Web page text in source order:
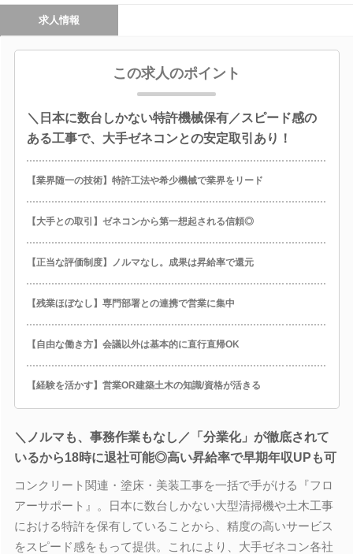
求人情報
この求人のポイント
＼日本に数台しかない特許機械保有／スピード感の
ある工事で、大手ゼネコンとの安定取引あり！
【業界随一の技術】特許工法や希少機械で業界をリード
【大手との取引】ゼネコンから第一想起される信頼◎
【正当な評価制度】ノルマなし。成果は昇給率で還元
【残業ほぼなし】専門部署との連携で営業に集中
【自由な働き方】会議以外は基本的に直行直帰OK
【経験を活かす】営業OR建築土木の知識/資格が活きる
＼ノルマも、事務作業もなし／「分業化」が徹底されて
いるから18時に退社可能◎高い昇給率で早期年収UPも可
コンクリート関連・塗床・美装工事を一括で手がける『フロ
アーサポート』。日本に数台しかない大型清掃機や土木工事
における特許を保有していることから、精度の高いサービス
をスピード感をもって提供。これにより、大手ゼネコン各社